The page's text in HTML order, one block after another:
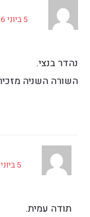
5 ביוני 2026 ב 13:11
נהדר בנצי.
השורה השניה
5 ביוני 2026 ב 13:28
תודה עמית.